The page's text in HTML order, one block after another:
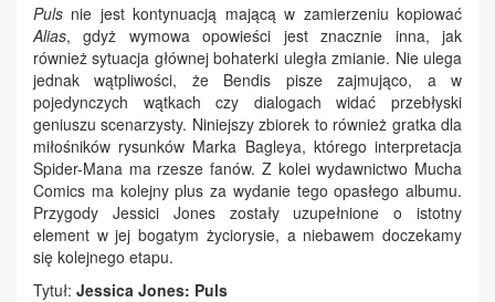
Puls nie jest kontynuacją mającą w zamierzeniu kopiować
Alias, gdyż wymowa opowieści jest znacznie inna, jak
również sytuacja głównej bohaterki uległa zmianie. Nie ulega
jednak wątpliwości, że Bendis pisze zajmująco, a w
pojedynczych wątkach czy dialogach widać przebłyski
geniuszu scenarzysty. Niniejszy zbiorek to również gratka dla
miłośników rysunków Marka Bagleya, którego interpretacja
Spider-Mana ma rzesze fanów. Z kolei wydawnictwo Mucha
Comics ma kolejny plus za wydanie tego opasłego albumu.
Przygody Jessici Jones zostały uzupełnione o istotny
element w jej bogatym życiorysie, a niebawem doczekamy
się kolejnego etapu.
Tytuł: Jessica Jones: Puls